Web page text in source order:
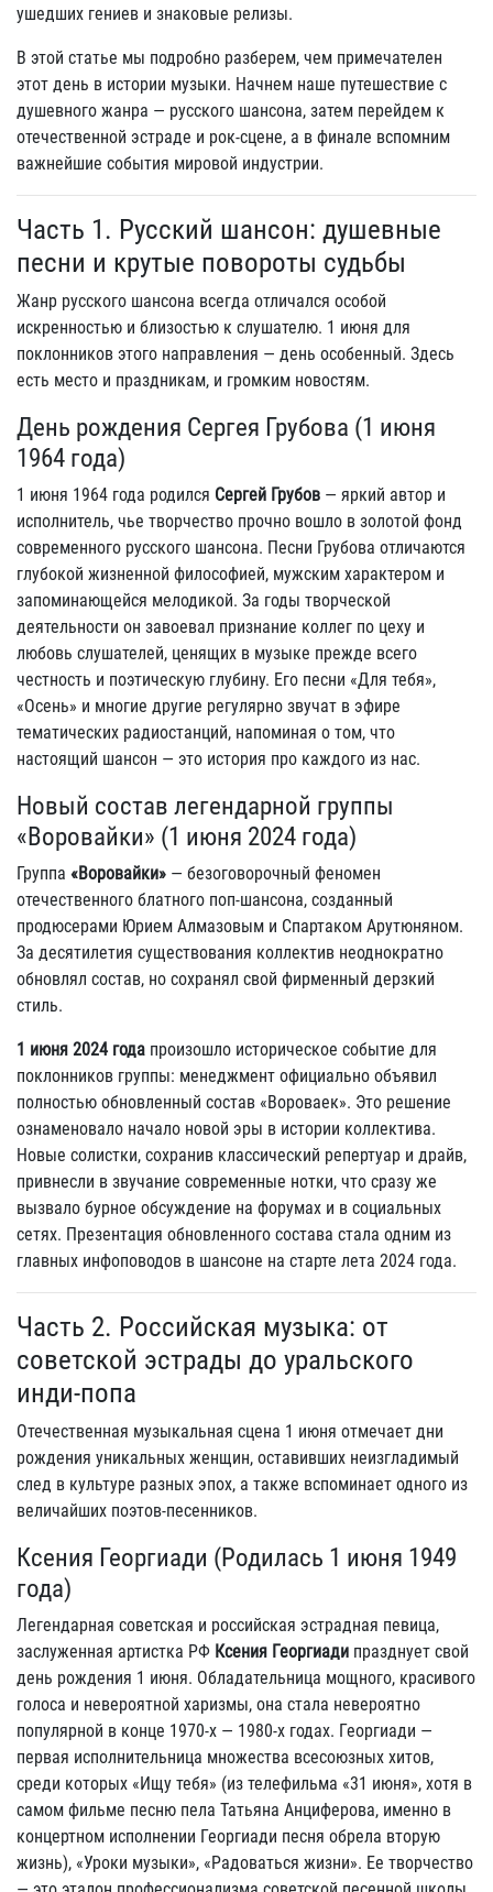
ушедших гениев и знаковые релизы.
В этой статье мы подробно разберем, чем примечателен
этот день в истории музыки. Начнем наше путешествие с
душевного жанра — русского шансона, затем перейдем к
отечественной эстраде и рок-сцене, а в финале вспомним
важнейшие события мировой индустрии.
Часть 1. Русский шансон: душевные
песни и крутые повороты судьбы
Жанр русского шансона всегда отличался особой
искренностью и близостью к слушателю. 1 июня для
поклонников этого направления — день особенный. Здесь
есть место и праздникам, и громким новостям.
День рождения Сергея Грубова (1 июня
1964 года)
1 июня 1964 года родился Сергей Грубов — яркий автор и
исполнитель, чье творчество прочно вошло в золотой фонд
современного русского шансона. Песни Грубова отличаются
глубокой жизненной философией, мужским характером и
запоминающейся мелодикой. За годы творческой
деятельности он завоевал признание коллег по цеху и
любовь слушателей, ценящих в музыке прежде всего
честность и поэтическую глубину. Его песни «Для тебя»,
«Осень» и многие другие регулярно звучат в эфире
тематических радиостанций, напоминая о том, что
настоящий шансон — это история про каждого из нас.
Новый состав легендарной группы
«Воровайки» (1 июня 2024 года)
Группа «Воровайки» — безоговорочный феномен
отечественного блатного поп-шансона, созданный
продюсерами Юрием Алмазовым и Спартаком Арутюняном.
За десятилетия существования коллектив неоднократно
обновлял состав, но сохранял свой фирменный дерзкий
стиль.
1 июня 2024 года произошло историческое событие для
поклонников группы: менеджмент официально объявил
полностью обновленный состав «Вороваек». Это решение
ознаменовало начало новой эры в истории коллектива.
Новые солистки, сохранив классический репертуар и драйв,
привнесли в звучание современные нотки, что сразу же
вызвало бурное обсуждение на форумах и в социальных
сетях. Презентация обновленного состава стала одним из
главных инфоповодов в шансоне на старте лета 2024 года.
Часть 2. Российская музыка: от
советской эстрады до уральского
инди-попа
Отечественная музыкальная сцена 1 июня отмечает дни
рождения уникальных женщин, оставивших неизгладимый
след в культуре разных эпох, а также вспоминает одного из
величайших поэтов-песенников.
Ксения Георгиади (Родилась 1 июня 1949
года)
Легендарная советская и российская эстрадная певица,
заслуженная артистка РФ Ксения Георгиади празднует свой
день рождения 1 июня. Обладательница мощного, красивого
голоса и невероятной харизмы, она стала невероятно
популярной в конце 1970-х — 1980-х годах. Георгиади —
первая исполнительница множества всесоюзных хитов,
среди которых «Ищу тебя» (из телефильма «31 июня», хотя в
самом фильме песню пела Татьяна Анциферова, именно в
концертном исполнении Георгиади песня обрела вторую
жизнь), «Уроки музыки», «Радоваться жизни». Ее творчество